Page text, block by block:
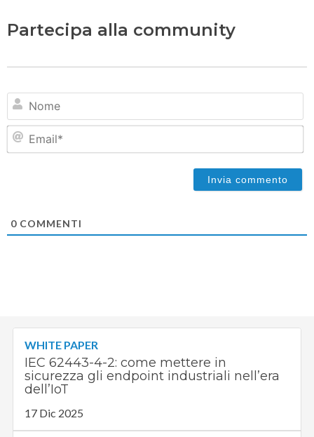
Partecipa alla community
0 COMMENTI
WHITE PAPER
IEC 62443-4-2: come mettere in
sicurezza gli endpoint industriali nell’era
dell’IoT
17 Dic 2025